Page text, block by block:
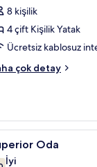
8 kişilik
4 çift Kişilik Yatak
Ücretsiz kablosuz
çok detay
ses yalıtımı
4 Oda
İyi